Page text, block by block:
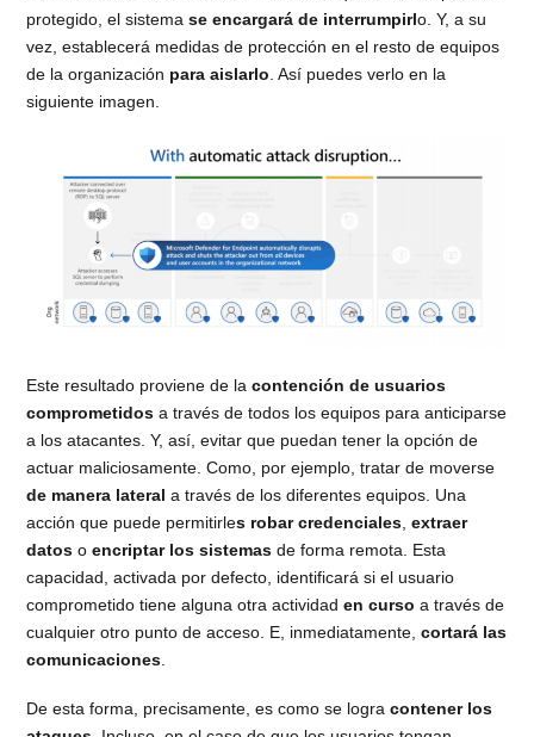
protegido, el sistemase encargará de interrumpirlo. Y, a su
vez, establecerá medidas de protección en el resto de equipos
de la organización para aislarlo . Así puedes verlo en la
siguiente imagen.
Este resultado proviene de lacontención de usuarios
comprometidos a través de todos los equipos para anticiparse
a los atacantes. Y, así, evitar que puedan tener la opción de
actuar maliciosamente. Como, por ejemplo, tratar de moverse
de manera laterala través de los diferentes equipos. Una
acción que puede permitirles robar credenciales ,extraer
datos oencriptar los sistemas de forma remota. Esta
capacidad, activada por defecto, identificará si el usuario
comprometido tiene alguna otra actividaden curso a través de
cualquier otro punto de acceso. E, inmediatamente,cortará las
comunicaciones
De esta forma, precisamente, es como se logracontener los